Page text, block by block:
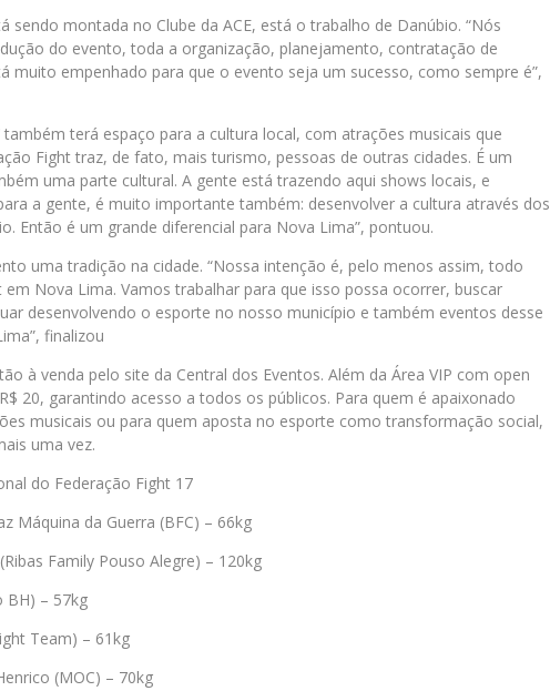
sendo montada no Clube da ACE, está o trabalho de Danúbio. “Nós
do evento, toda a organização, planejamento, contratação de
muito empenhado para que o evento seja um sucesso, como sempre é”,
terá espaço para a cultura local, com atrações musicais que
Fight traz, de fato, mais turismo, pessoas de outras cidades. É um
uma parte cultural. A gente está trazendo aqui shows locais, e
a gente, é muito importante também: desenvolver a cultura através dos
Então é um grande diferencial para Nova Lima”, pontuou.
uma tradição na cidade. “Nossa intenção é, pelo menos assim, todo
Nova Lima. Vamos trabalhar para que isso possa ocorrer, buscar
desenvolvendo o esporte no nosso município e também eventos desse
finalizou
à venda pelo site da Central dos Eventos. Além da Área VIP com open
20, garantindo acesso a todos os públicos. Para quem é apaixonado
musicais ou para quem aposta no esporte como transformação social,
uma vez.
do Federação Fight 17
Máquina da Guerra (BFC) – 66kg
Family Pouso Alegre) – 120kg
BH) – 57kg
Team) – 61kg
(MOC) – 70kg